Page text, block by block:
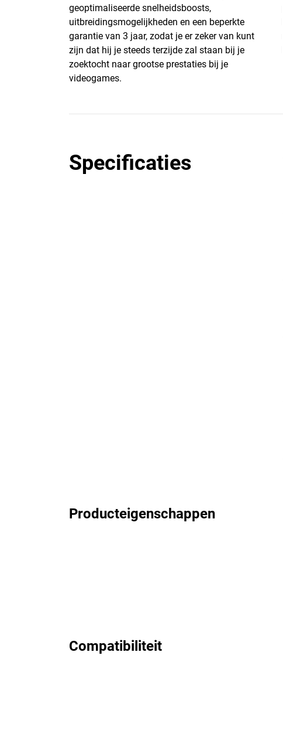
geoptimaliseerde snelheidsboosts,
uitbreidingsmogelijkheden en een beperkte
garantie van 3 jaar, zodat je er zeker van kunt
zijn dat hij je steeds terzijde zal staan bij je
zoektocht naar grootse prestaties bij je
videogames.
Specificaties
Producteigenschappen
Compatibiliteit